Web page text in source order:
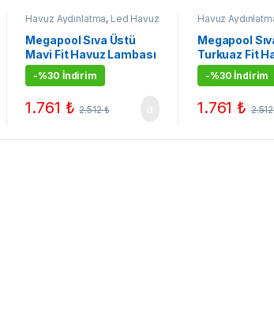
Havuz Aydınlatma, Led Havuz
Megapool Sıva Üstü
Mavi Fit Havuz Lambası
36W
-%30 İndirim
1.761 ₺ 2.512₺
Havuz
Megapool
Turkuaz Fit
Lambası 36W
-%30 İndirim
1.761 ₺